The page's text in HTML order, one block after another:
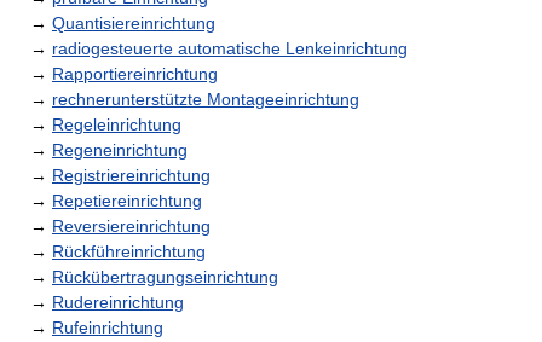
→ Quantisiereinrichtung
→ radiogesteuerte automatische Lenkeinrichtung
→ Rapportiereinrichtung
→ rechnerunterstützte Montageeinrichtung
→ Regeleinrichtung
→ Regeneinrichtung
→ Registriereinrichtung
→ Repetiereinrichtung
→ Reversiereinrichtung
→ Rückführeinrichtung
→ Rückübertragungseinrichtung
→ Rudereinrichtung
→ Rufeinrichtung